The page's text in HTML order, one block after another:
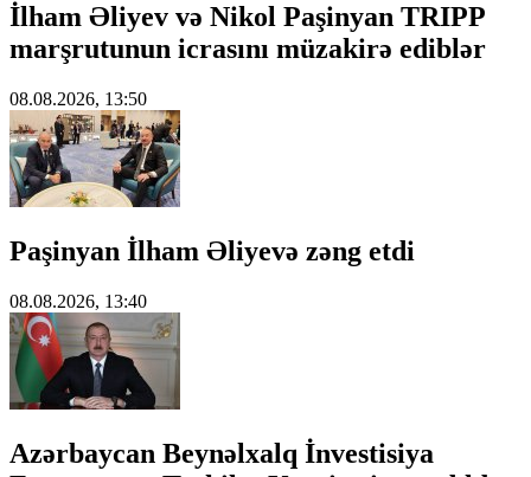
İlham Əliyev və Nikol Paşinyan TRIPP
marşrutunun icrasını müzakirə ediblər
08.08.2026, 13:50
Paşinyan İlham Əliyevə zəng etdi
08.08.2026, 13:40
Azərbaycan Beynəlxalq İnvestisiya